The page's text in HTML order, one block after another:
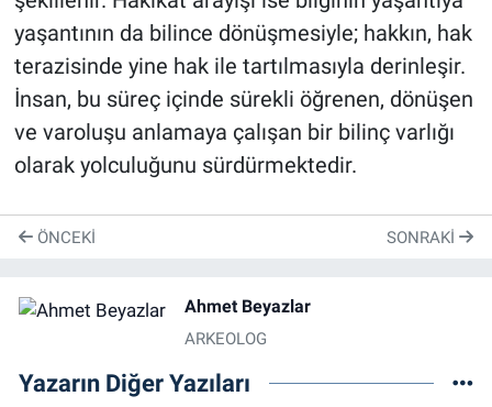
yaşantının da bilince dönüşmesiyle; hakkın, hak
terazisinde yine hak ile tartılmasıyla derinleşir.
İnsan, bu süreç içinde sürekli öğrenen, dönüşen
ve varoluşu anlamaya çalışan bir bilinç varlığı
olarak yolculuğunu sürdürmektedir.
ÖNCEKI SONRAKI
Ahmet Beyazlar
ARKEOLOG
Yazarın Diğer Yazıları